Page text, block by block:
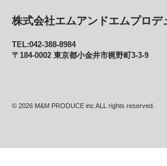
株式会社エムアンドエムプロデ
TEL:042-388-8984
〒184-0002 東京都小金井市梶野町3-3-9
© 2026 M&M PRODUCE inc ALL rights reserved.